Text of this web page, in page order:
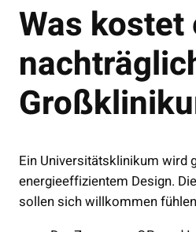
Was
Ein Universitätsklinikum wird
energieeffizientem Design.
sollen sich willkommen